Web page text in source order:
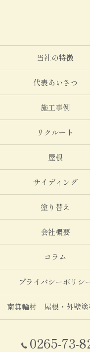
0265-73-
当社の特徴
代表あいさつ
施工事例
リクルート
屋根
サイディング
塗り替え
会社概要
コラム
プライバシーポリシ
南箕輪村 屋根・外壁